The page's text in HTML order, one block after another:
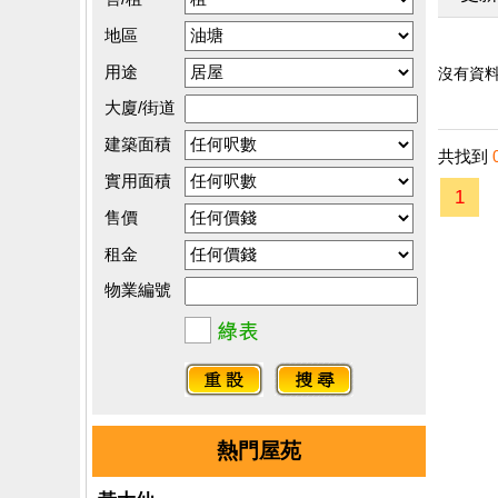
地區
用途
大廈/街道
建築面積
實用面積
售價
租金
物業編號
熱門屋苑
沒有資料
共找到
1